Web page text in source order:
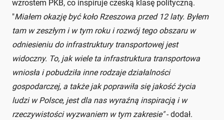
wzrostem PKB, co inspiruje czeską klasę polityczną.
"Miałem okazję być koło Rzeszowa przed 12 laty. Byłem
tam w zeszłym i w tym roku i rozwój tego obszaru w
odniesieniu do infrastruktury transportowej jest
widoczny. To, jak wiele ta infrastruktura transportowa
wniosła i pobudziła inne rodzaje działalności
gospodarczej, a także jak poprawiła się jakość życia
ludzi w Polsce, jest dla nas wyraźną inspiracją i w
rzeczywistości wyzwaniem w tym zakresie"- dodał.